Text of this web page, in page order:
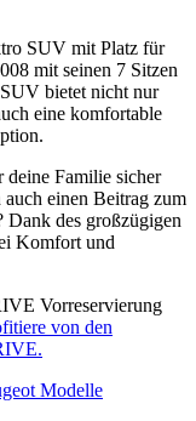
SUV mit Platz für
mit seinen 7 Sitzen
bietet nicht nur
eine komfortable
deine Familie sicher
einen Beitrag zum
Dank des großzügigen
Komfort und
Vorreservierung
von den
Modelle